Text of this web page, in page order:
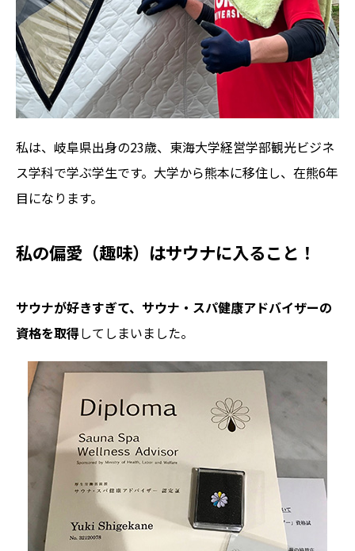
私は、岐阜県出身の23歳、東海大学経営学部観光ビジネ
ス学科で学ぶ学生です。大学から熊本に移住し、在熊6年
目になります。
私の偏愛（趣味）はサウナに入ること！
サウナが好きすぎて、サウナ・スパ健康アドバイザーの
資格を取得してしまいました。